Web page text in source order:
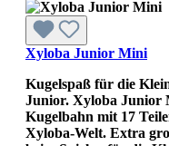
Xyloba Junior Mini
Kugelspaß für die
Junior. Xyloba Junior
Kugelbahn mit 17
Xyloba-Welt. Extra